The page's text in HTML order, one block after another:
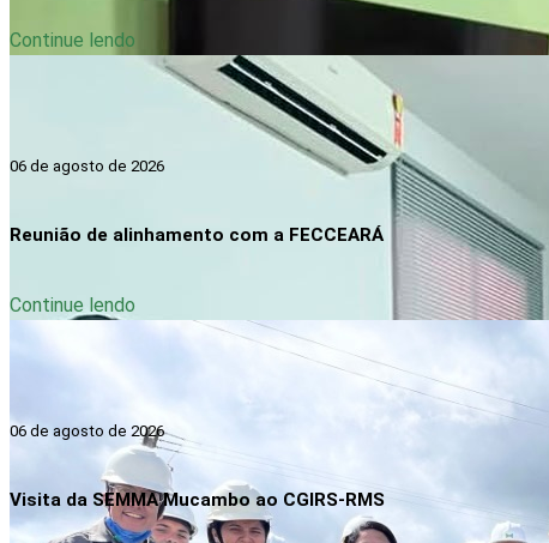
Continue lendo
06 de agosto de 2026
Reunião de alinhamento com a FECCEARÁ
Continue lendo
06 de agosto de 2026
Visita da SEMMA Mucambo ao CGIRS-RMS